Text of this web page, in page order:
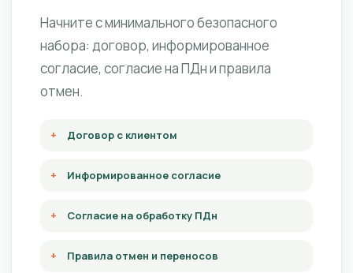
Начните с минимального безопасного
набора: договор, информированное
согласие, согласие на ПДн и правила
отмен.
Договор с клиентом
Информированное согласие
Согласие на обработку ПДн
Правила отмен и переносов